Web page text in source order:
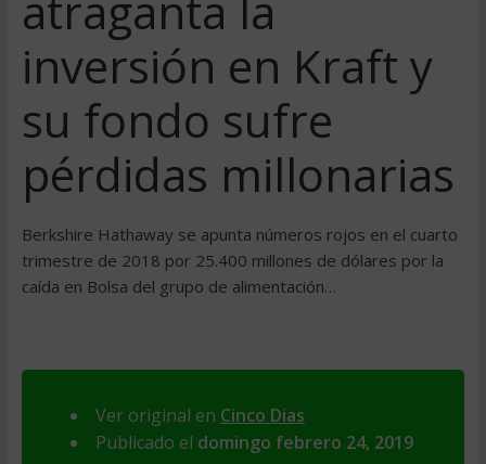
inversión en Kraft y
su fondo sufre
pérdidas millonarias
Berkshire Hathaway se apunta números rojos en el cuarto
trimestre de 2018 por 25.400 millones de dólares por la
caída en Bolsa del grupo de alimentación…
Ver original en Cinco Dias
Publicado el domingo febrero 24, 2019